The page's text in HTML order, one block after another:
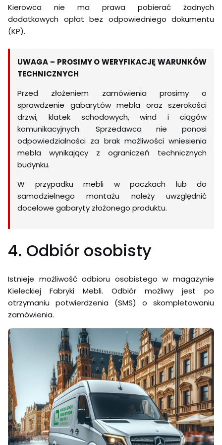
Kierowca nie ma prawa pobierać żadnych
dodatkowych opłat bez odpowiedniego dokumentu
(KP).
UWAGA – PROSIMY O WERYFIKACJĘ WARUNKÓW
TECHNICZNYCH
Przed złożeniem zamówienia prosimy o
sprawdzenie gabarytów mebla oraz szerokości
drzwi, klatek schodowych, wind i ciągów
komunikacyjnych. Sprzedawca nie ponosi
odpowiedzialności za brak możliwości wniesienia
mebla wynikający z ograniczeń technicznych
budynku.
W przypadku mebli w paczkach lub do
samodzielnego montażu należy uwzględnić
docelowe gabaryty złożonego produktu.
4. Odbiór osobisty
Istnieje możliwość odbioru osobistego w magazynie
Kieleckiej Fabryki Mebli. Odbiór możliwy jest po
otrzymaniu potwierdzenia (SMS) o skompletowaniu
zamówienia.